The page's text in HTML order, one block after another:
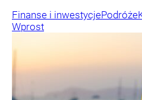
Finanse i inwestycjePodróże
Wprost